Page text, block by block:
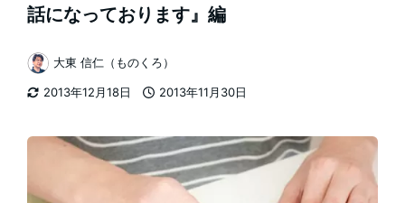
話になっております』編
2013年12月18日
2013年11月30日
著
者
大東 信仁（ものくろ）